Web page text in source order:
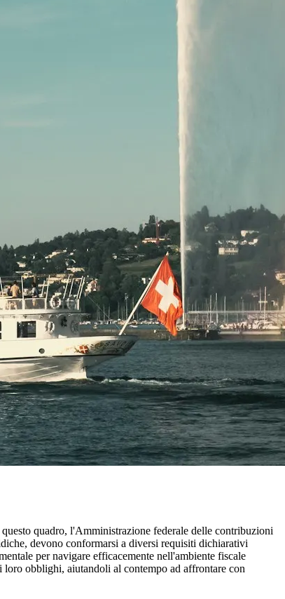
quadro, l'Amministrazione federale delle contribuzioni
devono conformarsi a diversi requisiti dichiarativi
per navigare efficacemente nell'ambiente fiscale
loro obblighi, aiutandoli al contempo ad affrontare con